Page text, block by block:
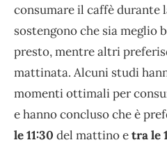
consumare il caffè durante
sostengono che sia meglio
presto, mentre altri
mattinata. Alcuni studi
momenti ottimali per
e hanno concluso che è
le 11:30 del mattino etra le